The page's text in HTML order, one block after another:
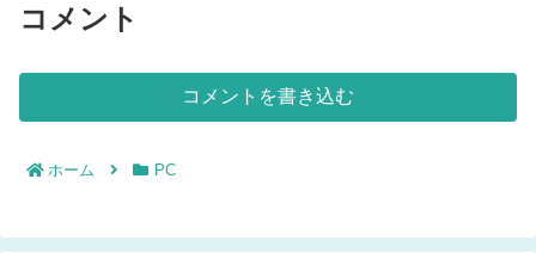
コメント
コメントを書き込む
ホーム PC